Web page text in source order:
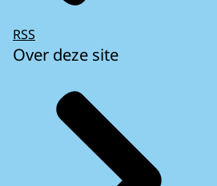
RSS
Over deze site